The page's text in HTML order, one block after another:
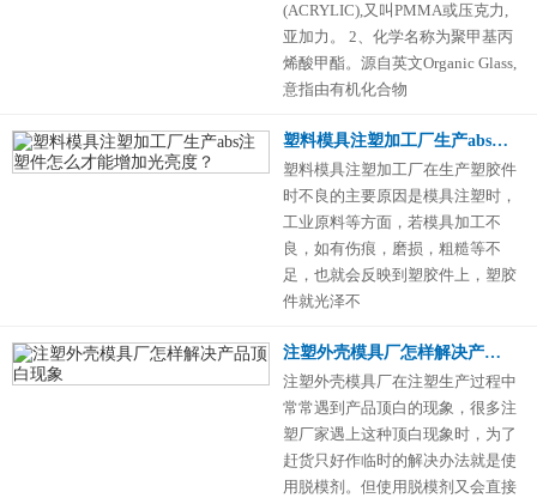
(ACRYLIC),又叫PMMA或压克力,
亚加力。 2、化学名称为聚甲基丙
烯酸甲酯。源自英文Organic Glass,
意指由有机化合物
塑料模具注塑加工厂生产abs注塑件怎么才能增加光亮度？
塑料模具注塑加工厂在生产塑胶件
时不良的主要原因是模具注塑时，
工业原料等方面，若模具加工不
良，如有伤痕，磨损，粗糙等不
足，也就会反映到塑胶件上，塑胶
件就光泽不
注塑外壳模具厂怎样解决产品顶白现象
注塑外壳模具厂在注塑生产过程中
常常遇到产品顶白的现象，很多注
塑厂家遇上这种顶白现象时，为了
赶货只好作临时的解决办法就是使
用脱模剂。但使用脱模剂又会直接